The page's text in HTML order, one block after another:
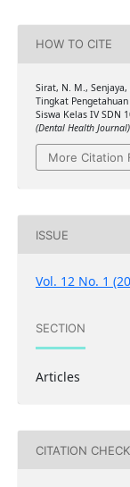
HOW TO CITE
Sirat, N. M.,
Tingkat
Siswa Kelas IV SDN
(Dental Health Journal)
More Citation
ISSUE
Vol. 12 No. 1
SECTION
Articles
CITATION CHECK